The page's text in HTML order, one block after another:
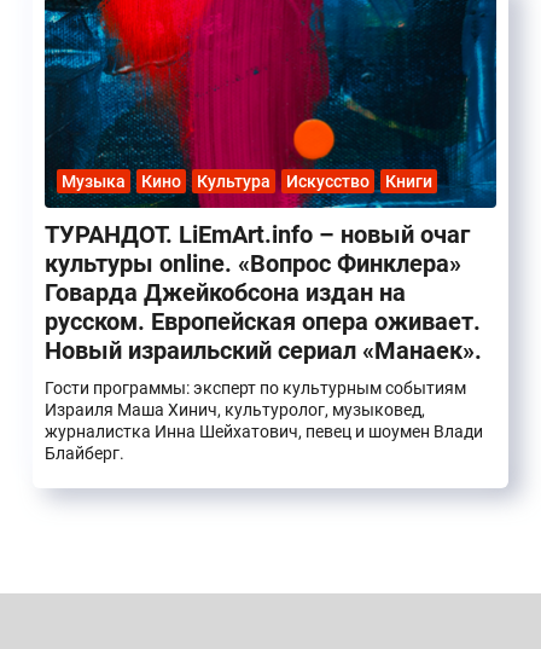
Музыка Кино Культура Искусство Книги
ТУРАНДОТ. LiEmArt.info – новый очаг
культуры online. «Вопрос Финклера»
Говарда Джейкобсона издан на
русском. Европейская опера оживает.
Новый израильский сериал «Манаек».
Гости программы: эксперт по культурным событиям
Израиля Маша Хинич, культуролог, музыковед,
журналистка Инна Шейхатович, певец и шоумен Влади
Блайберг.